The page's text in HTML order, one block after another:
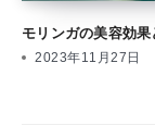
モリンガの美容効果
2023年11月27日